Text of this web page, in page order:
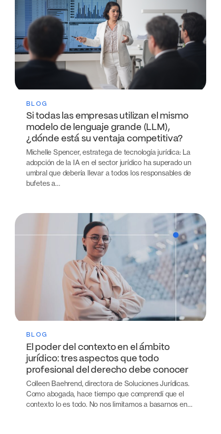
BLOG
Si todas las empresas utilizan el mismo
modelo de lenguaje grande (LLM),
¿dónde está su ventaja competitiva?
Michelle Spencer, estratega de tecnología jurídica: La
adopción de la IA en el sector jurídico ha superado un
umbral que debería llevar a todos los responsables de
bufetes a…
BLOG
El poder del contexto en el ámbito
jurídico: tres aspectos que todo
profesional del derecho debe conocer
Colleen Baehrend, directora de Soluciones Jurídicas.
Como abogada, hace tiempo que comprendí que el
contexto lo es todo. No nos limitamos a basarnos en…